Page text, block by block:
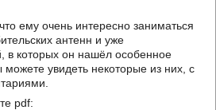
ему очень интересно заниматься
антенн и уже
в которых он нашёл особенное
можете увидеть некоторые из них, с
pdf: